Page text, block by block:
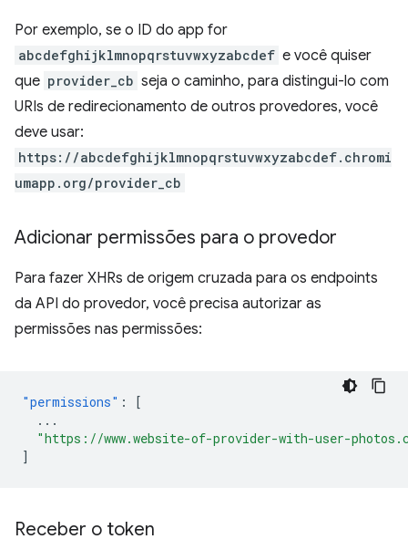
Por exemplo, se o ID do app for
abcdefghijklmnopqrstuvwxyzabcdef e você quiser
que provider_cb seja o caminho, para distingui-lo com
URIs de redirecionamento de outros provedores, você
deve usar:
https://abcdefghijklmnopqrstuvwxyzabcdef.chromi
umapp.org/provider_cb
Adicionar permissões para o provedor
Para fazer XHRs de origem cruzada para os endpoints
da API do provedor, você precisa autorizar as
permissões nas permissões:
"permissions" :
[
...
"https://www.website-of-provider-with-user-
]
Receber o token